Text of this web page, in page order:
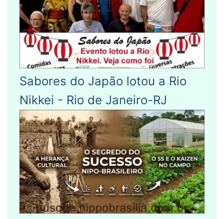
Sabores do Japão lotou a Rio
Nikkei - Rio de Janeiro-RJ